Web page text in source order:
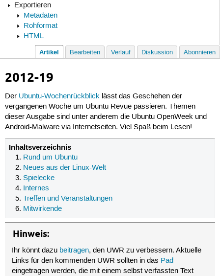
Exportieren
Metadaten
Rohformat
HTML
Artikel Bearbeiten Verlauf Diskussion Abonnieren
2012-19
Der Ubuntu-Wochenrückblicklässt das Geschehen der
vergangenen Woche um Ubuntu Revue passieren. Themen
dieser Ausgabe sind unter anderem die Ubuntu OpenWeek und
Android-Malware via Internetseiten. Viel Spaß beim Lesen!
Inhaltsverzeichnis
Rund um Ubuntu
Neues aus der Linux-Welt
Spielecke
Internes
Treffen und Veranstaltungen
Mitwirkende
Hinweis:
Ihr könnt dazu beitragen, den UWR zu verbessern. Aktuelle
Links für den kommenden UWR sollten in das Pad
eingetragen werden, die mit einem selbst verfassten Text